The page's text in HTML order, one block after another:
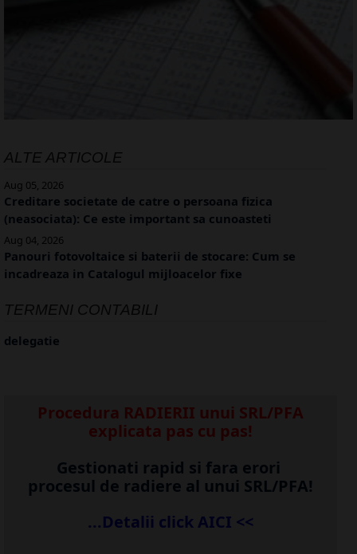
ALTE ARTICOLE
Aug 05, 2026
Creditare societate de catre o persoana fizica
(neasociata): Ce este important sa cunoasteti
Aug 04, 2026
Panouri fotovoltaice si baterii de stocare: Cum se
incadreaza in Catalogul mijloacelor fixe
TERMENI CONTABILI
delegatie
Procedura RADIERII unui SRL/PFA
explicata pas cu pas!
Gestionati rapid si fara erori
procesul de radiere al unui SRL/PFA!
...Detalii click AICI <<